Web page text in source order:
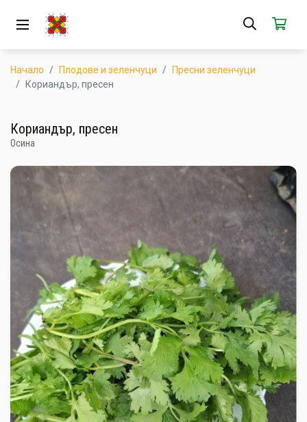
АБОНАМЕНТ
КАК РАБОТИ
НОВИ ПРОДУКТИ
ПРОИЗВОДИТЕЛИ
ГОТОВИ ЗА ХАПВАНЕ
ПЛОДОВЕ И ЗЕЛЕНЧУЦИ
ХЛЯБ, ЗЪРНЕНИ, ВАРИВА
МЛЕЧНИ И ЯЙЦА
МЕД И ПЧЕЛНИ
Начало Плодове и зеленчуци
Пресни зеленчуци
Кориандър, пресен
Кориандър, пресен
Осина